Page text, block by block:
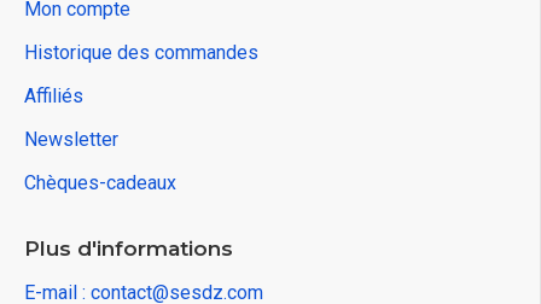
Mon compte
Historique des commandes
Affiliés
Newsletter
Chèques-cadeaux
Plus d'informations
E-mail : contact@sesdz.com